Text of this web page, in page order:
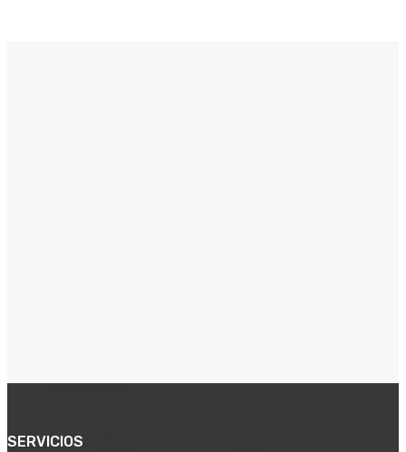
SERVICIOS